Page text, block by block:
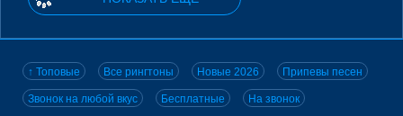
↑ Топовые Все рингтоны Новые 2026 Припевы песен
Звонок на любой вкус Бесплатные На звонок